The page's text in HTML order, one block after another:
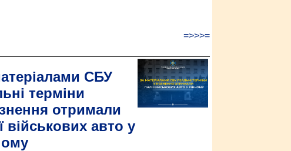
=>>>=
СБУ
терміни
отримали
військових авто у